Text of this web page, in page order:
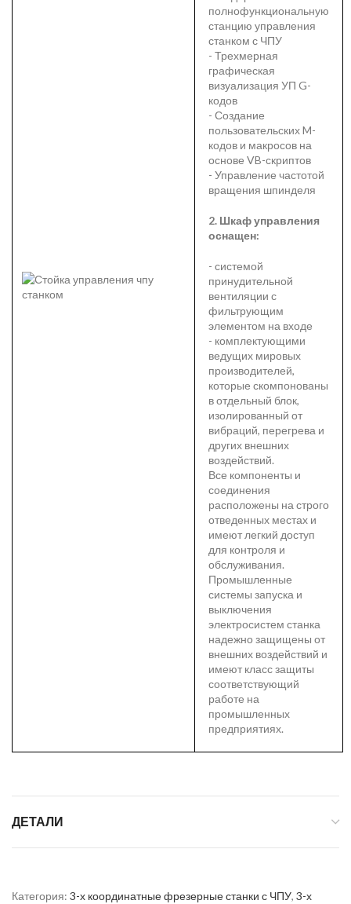
полнофункциональную
станцию управления
станком с ЧПУ
- Трехмерная
графическая
визуализация УП G-
кодов
- Создание
пользовательских M-
кодов и макросов на
основе VB-скриптов
- Управление частотой
вращения шпинделя
2. Шкаф управления
оснащен:
- системой
принудительной
вентиляции с
фильтрующим
элементом на входе
- комплектующими
ведущих мировых
производителей,
которые скомпонованы
в отдельный блок,
изолированный от
вибраций, перегрева и
других внешних
воздействий.
Все компоненты и
соединения
расположены на строго
отведенных местах и
имеют легкий доступ
для контроля и
обслуживания.
Промышленные
системы запуска и
выключения
электросистем станка
надежно защищены от
внешних воздействий и
имеют класс защиты
соответствующий
работе на
промышленных
предприятиях.
ДЕТАЛИ
Категория: 3-х координатные фрезерные станки с ЧПУ, 3-х